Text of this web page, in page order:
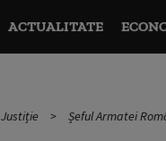
ACTUALITATE
Justiție Șeful Armatei